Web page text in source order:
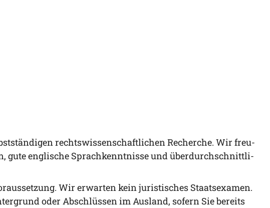
rechts­wis­sen­schaft­li­chen Recher­che. Wir freu­
, gute eng­li­sche Sprach­kennt­nis­se undüber­durch­schnitt­li­
Wir erwar­ten kein juris­ti­sches Staats­examen.
oder Abschlüs­sen im Aus­land, sofern Sie bereits